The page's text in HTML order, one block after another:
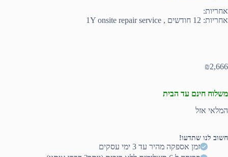
אחריות:
אחריות: 12 חודשים , 1Y onsite repair service
₪2,666
משלוח חינם עד הבית
המלאי אזל
חשוב לנו שתדעו!
זמן אספקה מהיר עד 3 ימי עסקים